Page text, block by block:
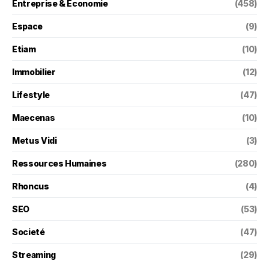
Entreprise & Économie (458)
Espace (9)
Etiam (10)
Immobilier (12)
Lifestyle (47)
Maecenas (10)
Metus Vidi (3)
Ressources Humaines (280)
Rhoncus (4)
SEO (53)
Societé (47)
Streaming (29)